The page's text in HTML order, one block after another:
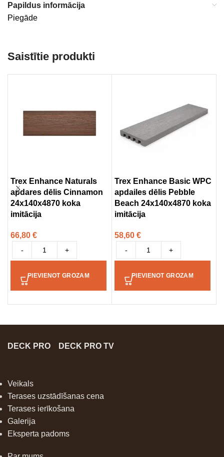
Papildus informācija
Piegāde
Saistītie produkti
Trex Enhance Naturals
apdares dēlis Cinnamon
24x140x4870 koka
imitācija
66,80 €
- +
PIEVIENOT GROZAM
Trex Enhance Basic WPC
apdailes dēlis Pebble
Beach 24x140x4870 koka
imitācija
58,60 €
- +
PIEVIENOT GROZAM
DECK PRO DECK PRO TV
Veikals
Terases uzstādīšanas cena
Terases ierīkošana
Galerija
Eksperta padoms